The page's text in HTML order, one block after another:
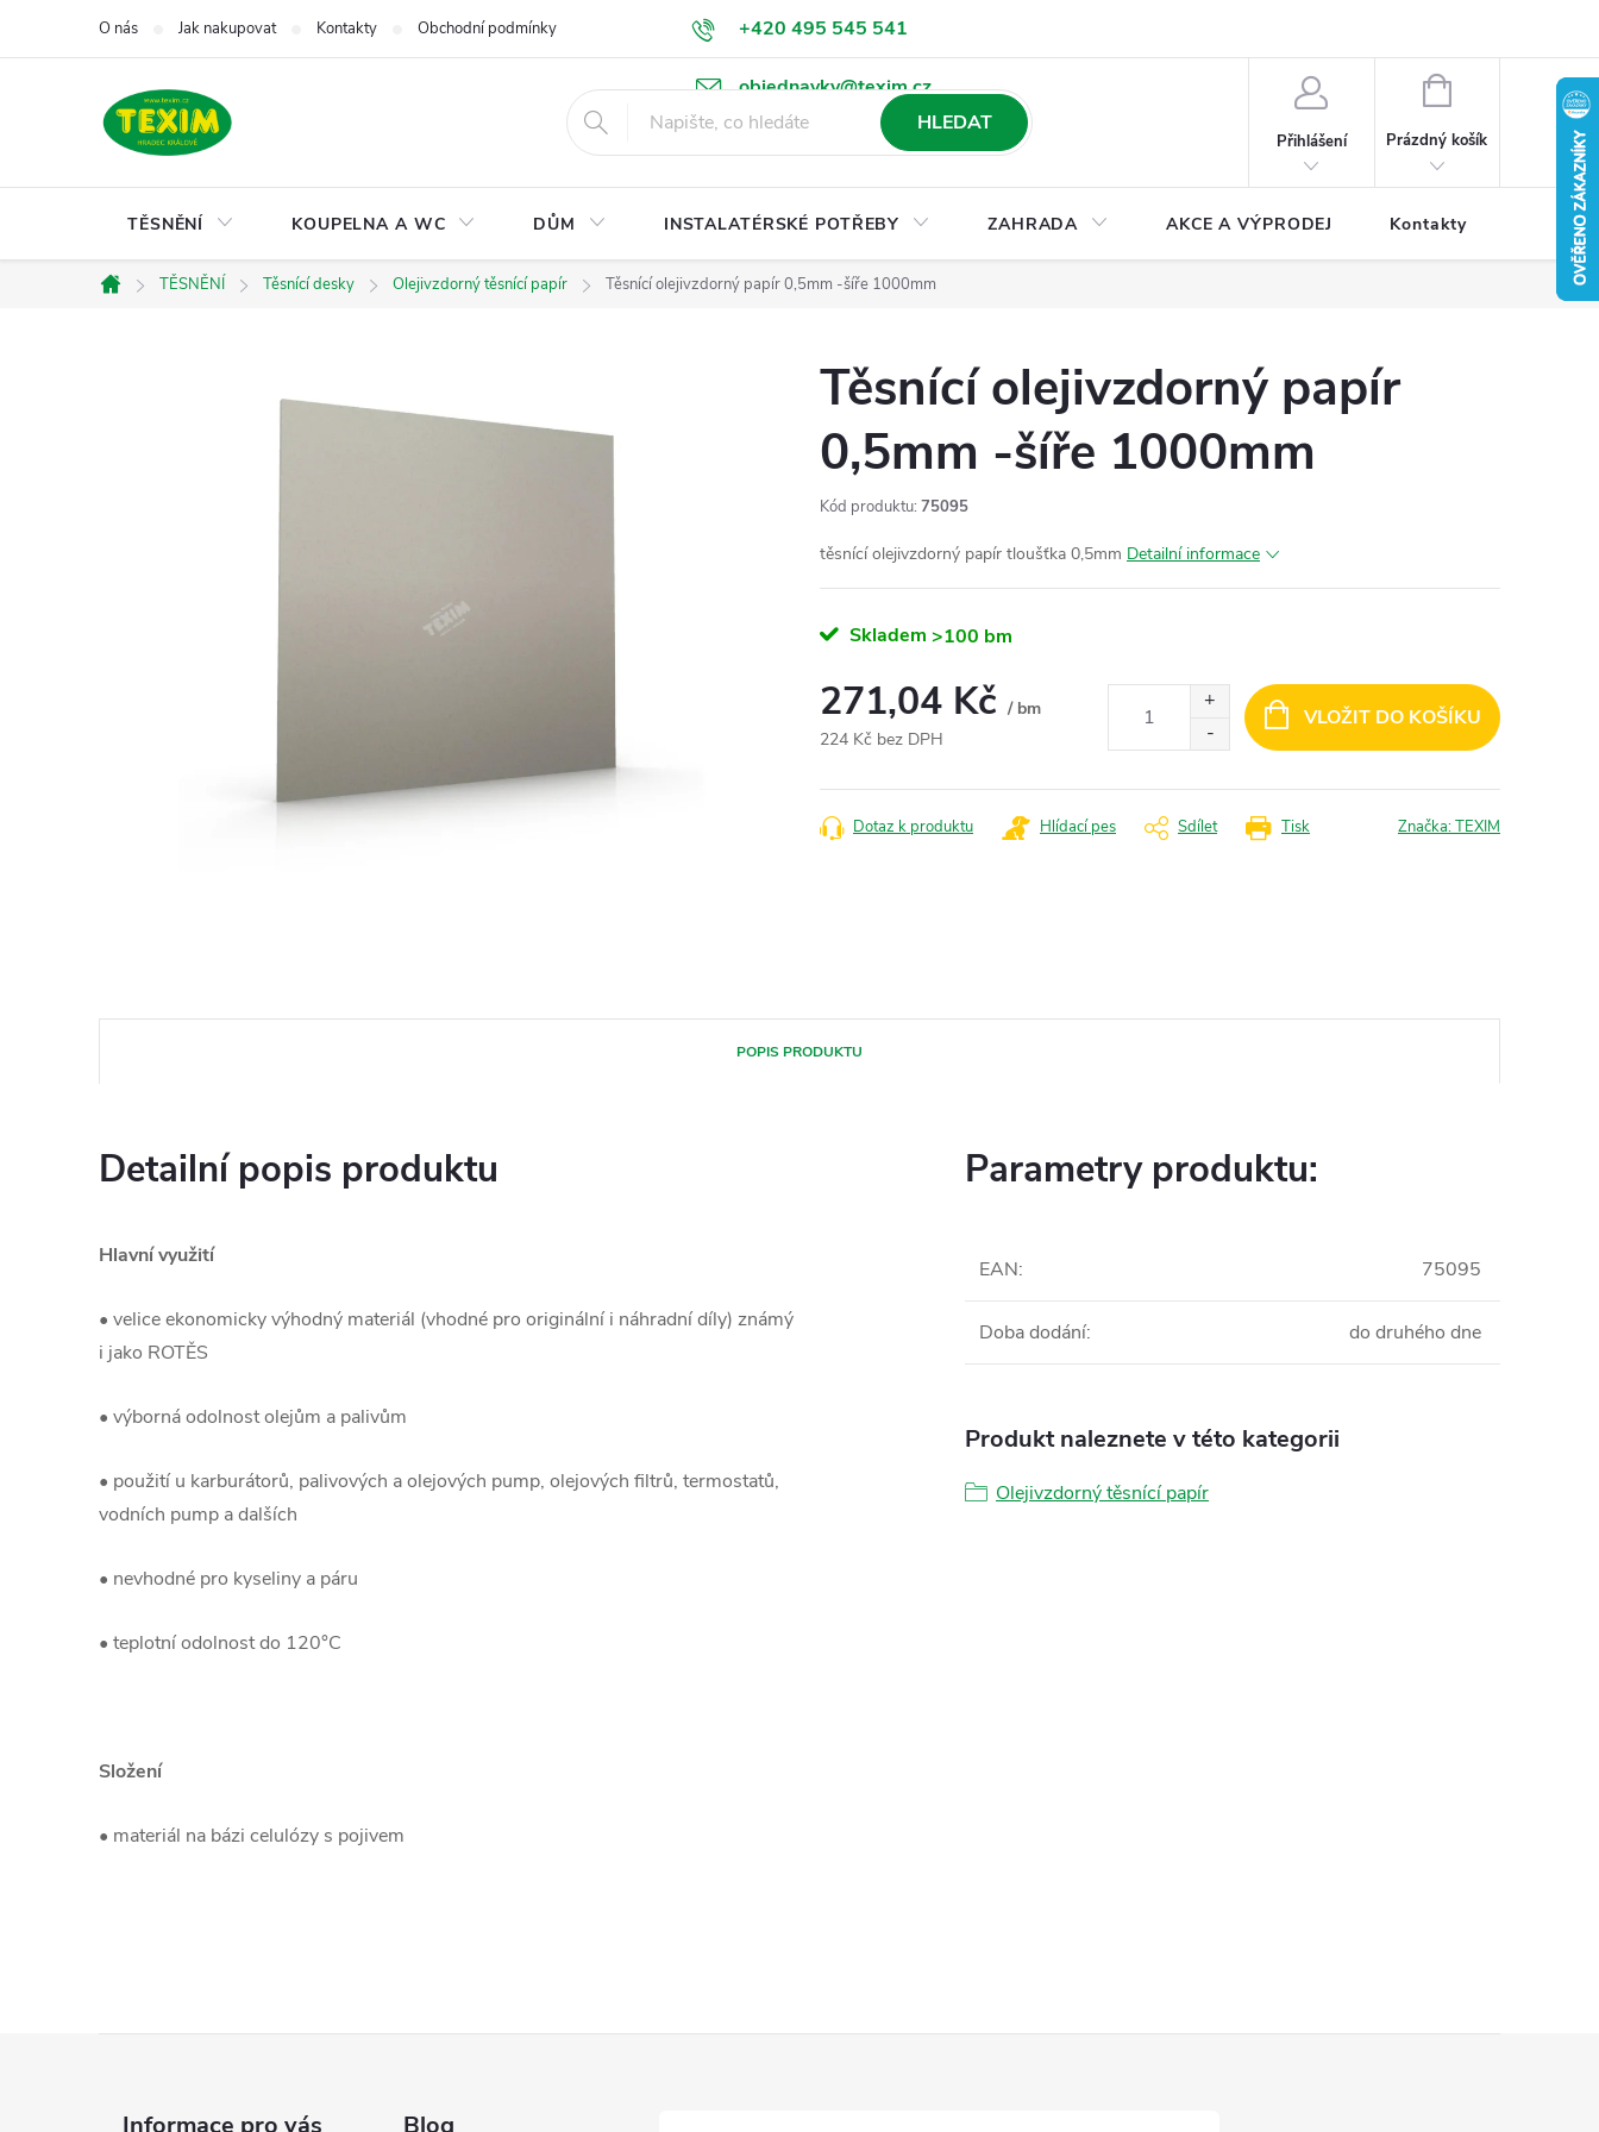
+420 495 545 541
objednavky@texim.cz
O nás Jak nakupovat Kontakty Obchodní podmínky Podmínky ochrany osobních údajů Ke stažení
HLEDAT
Přihlášení
NÁKUPNÍ
Prázdný košík
TĚSNĚNÍ KOUPELNA A WC DŮM INSTALATÉRSKÉ POTŘEBY ZAHRADA AKCE A VÝPRODEJ Kontakty
Domů
TĚSNĚNÍ Těsnící desky Olejivzdorný těsnící papír Těsnící olejivzdorný papír 0,5mm -šíře 1000mm
Těsnící olejivzdorný papír
0,5mm -šíře 1000mm
Kód produktu: 75095
těsnící olejivzdorný papír tloušťka 0,5mm Detailní informace
Skladem >100 bm
271,04 Kč / bm
224 Kč bez DPH
cena:
VLOŽIT DO KOŠÍKU
Tisk
Dotaz k produktu Hlídací pes Sdílet Značka:TEXIM
POPIS PRODUKTU
Detailní popis produktu
Hlavní využití
• velice ekonomicky výhodný materiál (vhodné pro originální i náhradní díly) známý
i jako ROTĚS
• výborná odolnost olejům a palivům
• použití u karburátorů, palivových a olejových pump, olejových filtrů, termostatů,
vodních pump a dalších
• nevhodné pro kyseliny a páru
• teplotní odolnost do 120°C
Složení
• materiál na bázi celulózy s pojivem
Parametry produktu:
EAN: 75095
Doba dodání: do druhého dne
Produkt naleznete v této kategorii
Olejivzdorný těsnící papír
Informace pro vás Blog